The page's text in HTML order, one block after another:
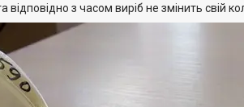
з часом виріб не змінить свій